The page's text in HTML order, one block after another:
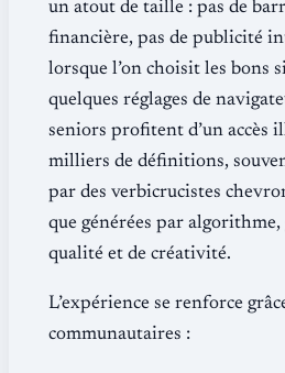
un atout de taille : pas de
financière, pas de publicité
lorsque l’on choisit les bons
quelques réglages de
seniors profitent d’un accès
milliers de définitions,
par des verbicrucistes
que générées par algorithme,
qualité et de créativité.
L’expérience se renforce
communautaires :